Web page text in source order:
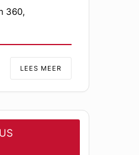
360,
LEES MEER